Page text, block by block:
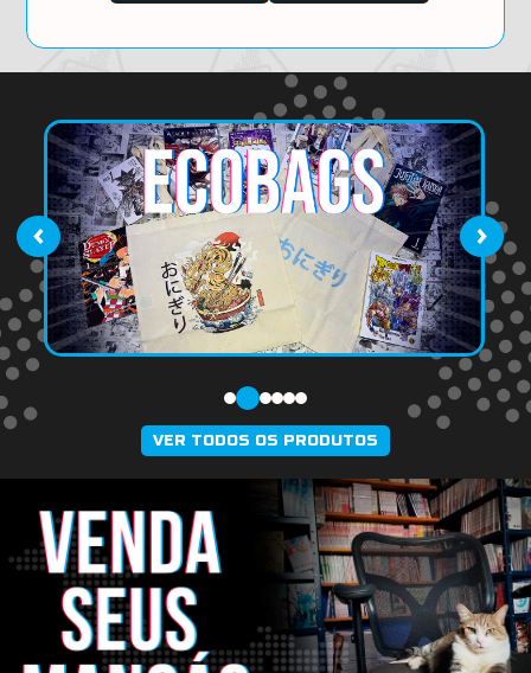
‹ ›
VER TODOS OS PRODUTOS